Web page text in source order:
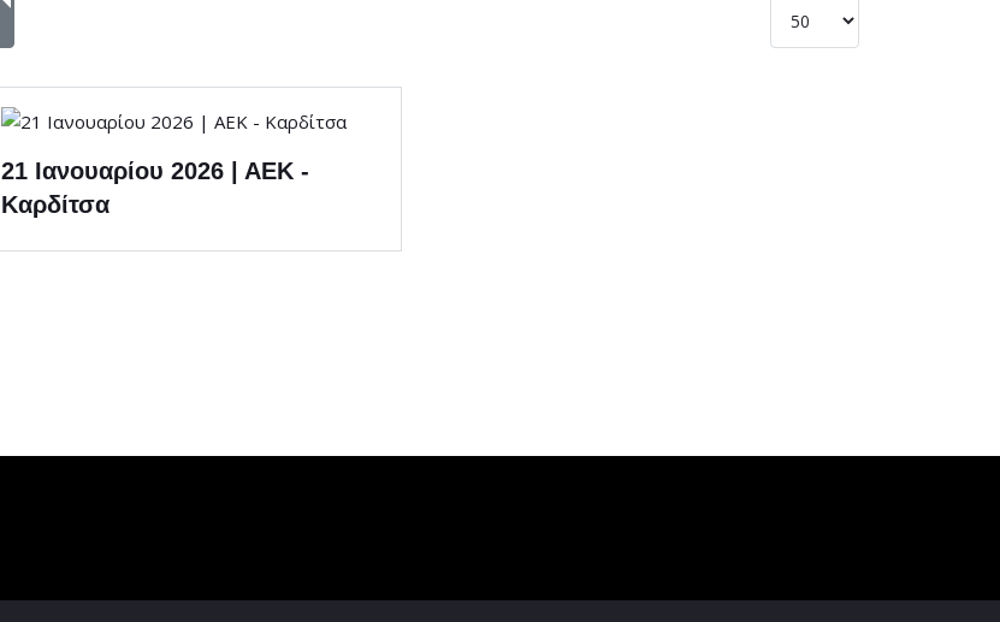
21 Ιανουαρίου 2026 | ΑΕΚ -
Καρδίτσα